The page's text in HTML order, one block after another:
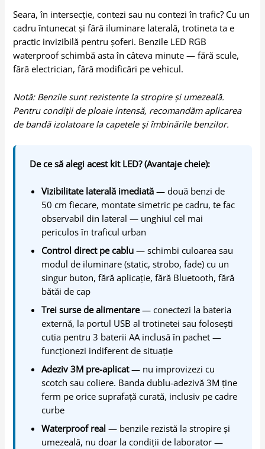
Seara, în intersecție, contezi sau nu contezi în trafic? Cu un
cadru întunecat și fără iluminare laterală, trotineta ta e
practic invizibilă pentru șoferi. Benzile LED RGB
waterproof schimbă asta în câteva minute — fără scule,
fără electrician, fără modificări pe vehicul.
Notă: Benzile sunt rezistente la stropire și umezeală.
Pentru condiții de ploaie intensă, recomandăm aplicarea
de bandă izolatoare la capetele și îmbinările benzilor.
De ce să alegi acest kit LED? (Avantaje cheie):
Vizibilitate laterală imediată — două benzi de
50 cm fiecare, montate simetric pe cadru, te fac
observabil din lateral — unghiul cel mai
periculos în traficul urban
Control direct pe cablu — schimbi culoarea sau
modul de iluminare (static, strobo, fade) cu un
singur buton, fără aplicație, fără Bluetooth, fără
bătăi de cap
Trei surse de alimentare— conectezi la bateria
externă, la portul USB al trotinetei sau folosești
cutia pentru 3 baterii AA inclusă în pachet —
funcționezi indiferent de situație
Adeziv 3M pre-aplicat— nu improvizezi cu
scotch sau coliere. Banda dublu-adezivă 3M ține
ferm pe orice suprafață curată, inclusiv pe cadre
curbe
Waterproof real — benzile rezistă la stropire și
umezeală, nu doar la condiții de laborator —